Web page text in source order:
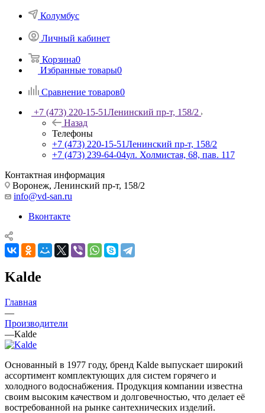
Колумбус
Личный кабинет
Корзина0
Избранные товары0
Сравнение товаров0
+7 (473) 220-15-51Ленинский пр-т, 158/2
Назад
Телефоны
+7 (473) 220-15-51Ленинский пр-т, 158/2
+7 (473) 239-64-04ул. Холмистая, 68, пав. 117
Контактная информация
Воронеж, Ленинский пр-т, 158/2
info@vd-san.ru
Вконтакте
Kalde
Главная
—
Производители
—Kalde
Основанный в 1977 году, бренд Kalde выпускает широкий
ассортимент комплектующих для систем горячего и
холодного водоснабжения. Продукция компании известна
своим высоким качеством и долговечностью, что делает её
востребованной на рынке сантехнических изделий.